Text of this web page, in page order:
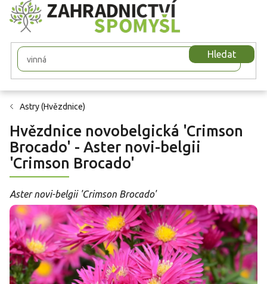
Přejít
na
obsah
Hledat
Astry (Hvězdnice)
Hvězdnice novobelgická 'Crimson
Brocado' - Aster novi-belgii
'Crimson Brocado'
Aster novi-belgii 'Crimson Brocado'